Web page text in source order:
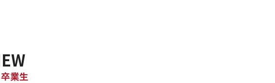
業生